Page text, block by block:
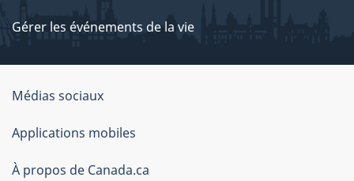
Gérer les événements de la vie
Organisation
du
gouvernement
du
Médias sociaux
Applications mobiles
À propos de Canada.ca